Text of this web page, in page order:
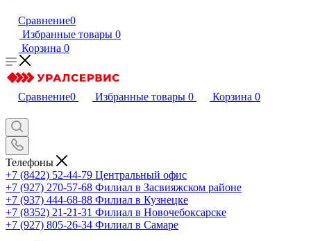
Сравнение0
Избранные товары 0
Корзина 0
Сравнение0 Избранные товары 0 Корзина 0
Телефоны
+7 (8422) 52-44-79 Центральный офис
+7 (927) 270-57-68 Филиал в Засвияжском районе
+7 (937) 444-68-88 Филиал в Кузнецке
+7 (8352) 21-21-31 Филиал в Новочебоксарске
+7 (927) 805-26-34 Филиал в Самаре